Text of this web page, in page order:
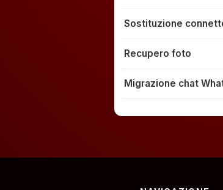
Sostituzione
Recupero foto
Migrazione chat